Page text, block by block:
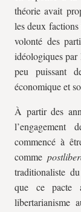
théorie avait
les deux
volonté des
idéologiques par
peu puissant
économique et
À partir des
commencé à
comme
traditionaliste
que ce pacte
libertarianisme